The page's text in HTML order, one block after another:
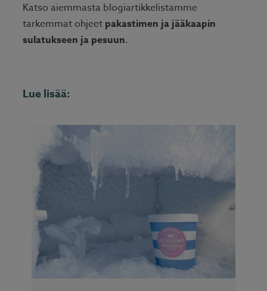
Katso aiemmasta blogiartikkelistamme
tarkemmat ohjeet pakastimen ja jääkaapin
sulatukseen ja pesuun.
Lue lisää: